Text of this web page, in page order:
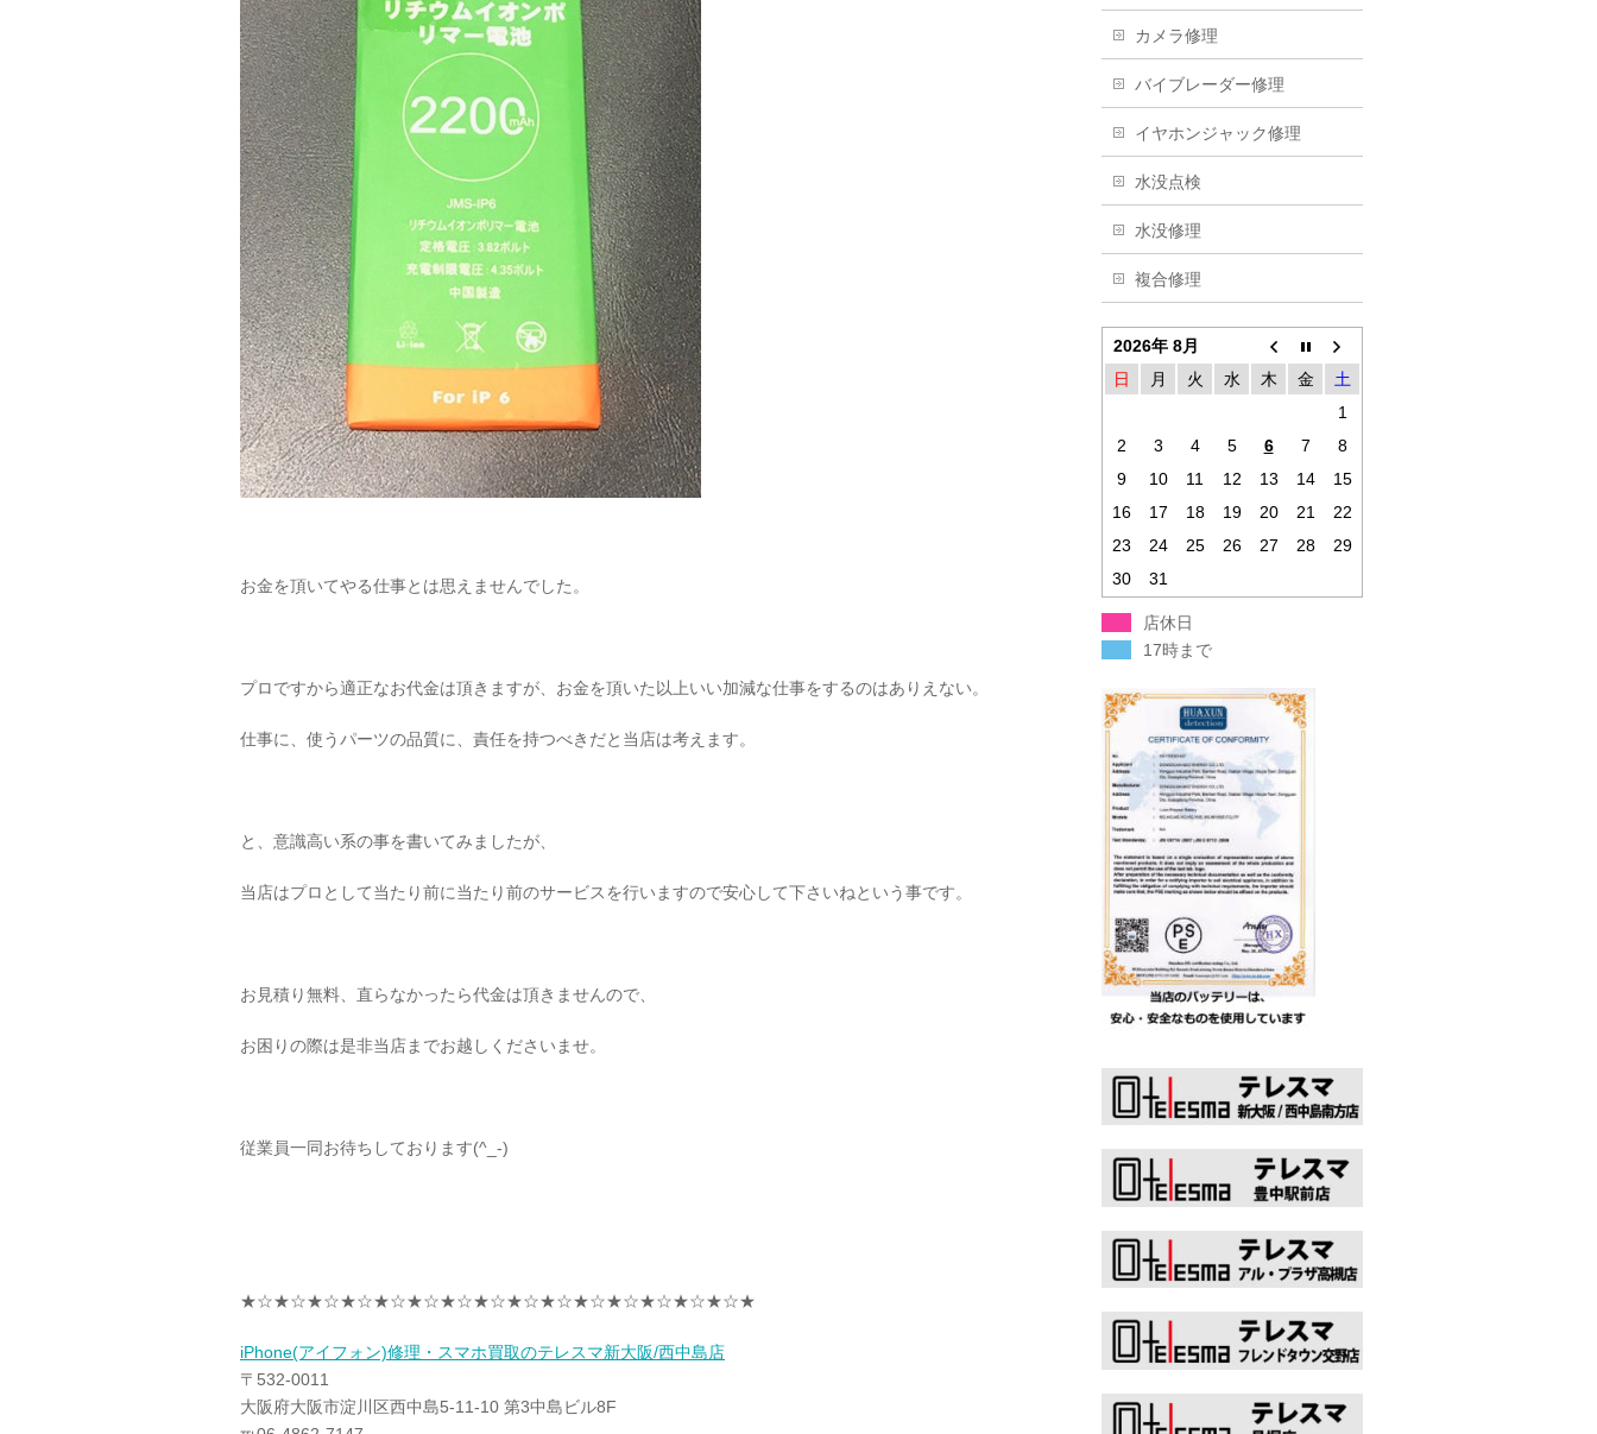
お金を頂いてやる仕事とは思えませんでした。
プロですから適正なお代金は頂きますが、お金を頂いた以上いい加減な仕事をするのはありえない。
仕事に、使うパーツの品質に、責任を持つべきだと当店は考えます。
と、意識高い系の事を書いてみましたが、
当店はプロとして当たり前に当たり前のサービスを行いますので安心して下さいねという事です。
お見積り無料、直らなかったら代金は頂きませんので、
お困りの際は是非当店までお越しくださいませ。
従業員一同お待ちしております(^_-)
★☆★☆★☆★☆★☆★☆★☆★☆★☆★☆★☆★☆★☆★☆★☆★
iPhone(アイフォン)修理・スマホ買取のテレスマ新大阪/西中島店
〒532-0011
大阪府大阪市淀川区西中島5-11-10 第3中島ビル8F
カメラ修理
バイブレーダー修理
イヤホンジャック修理
水没点検
水没修理
複合修理
2026年 8月
日
月 火 水 木 金
土
1
2
3 4 5 6 7
8
9
10 11 12 13 14
15
16
17 18 19 20 21
22
23
24 25 26 27 28
29
30
31
店休日
17時まで